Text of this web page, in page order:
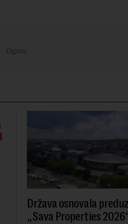
Država osnovala
„Sava Properties